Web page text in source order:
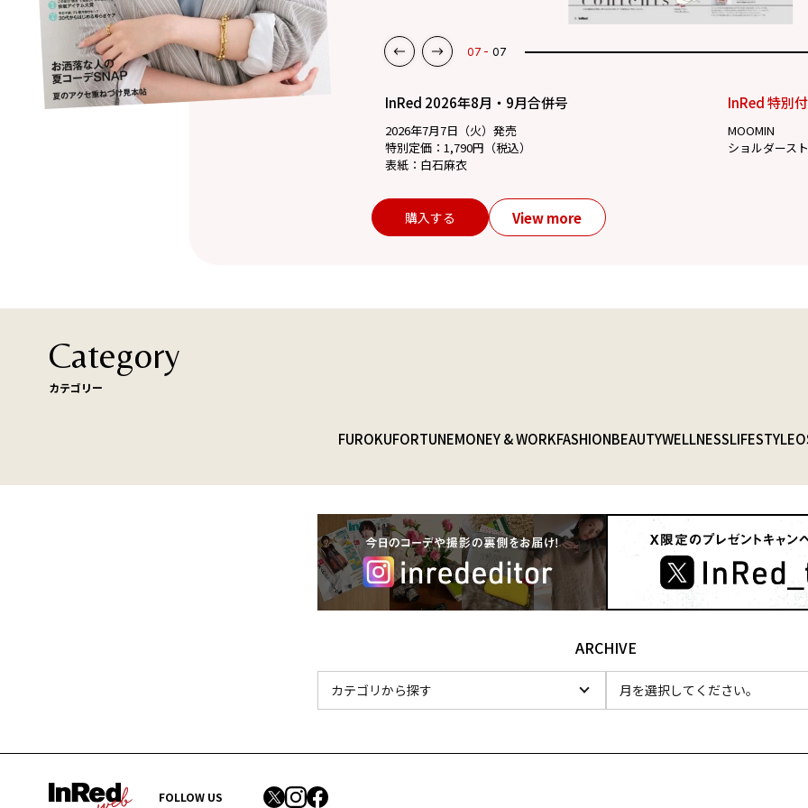
07 07
InRed 2026年8月・9月合併号
2026年7月7日（火）発売
特別定価：1,790円（税込）
表紙：白石麻衣
InRed 特別
MOOMIN
ショルダース
購入する View more
Category
カテゴリー
FUROKUFORTUNEMONEY & WORKFASHIONBEAUTYWELLNESSLIFESTYLE
ARCHIVE
FOLLOW US